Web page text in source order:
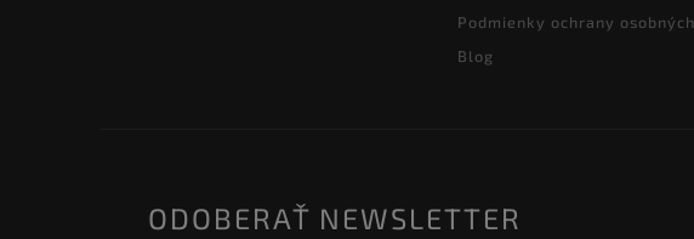
Podmienky ochrany
Blog
ODOBERAŤ NEWSLETTER